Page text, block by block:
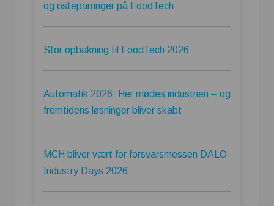
og osteparringer på FoodTech
Stor opbakning til FoodTech 2026
Automatik 2026: Her mødes industrien – og
fremtidens løsninger bliver skabt
MCH bliver vært for forsvarsmessen DALO
Industry Days 2026